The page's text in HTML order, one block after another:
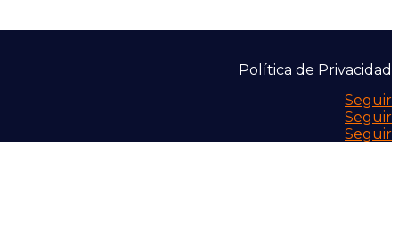
Política de Privacidad
Seguir
Seguir
Seguir